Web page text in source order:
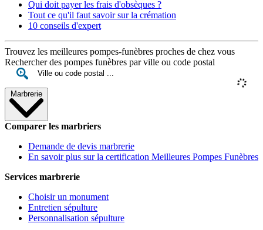
Qui doit payer les frais d'obsèques ?
Tout ce qu'il faut savoir sur la crémation
10 conseils d'expert
Trouvez les meilleures pompes-funèbres proches de chez vous
Rechercher des pompes funèbres par ville ou code postal
Marbrerie
Comparer les marbriers
Demande de devis marbrerie
En savoir plus sur la certification Meilleures Pompes Funèbres
Services marbrerie
Choisir un monument
Entretien sépulture
Personnalisation sépulture